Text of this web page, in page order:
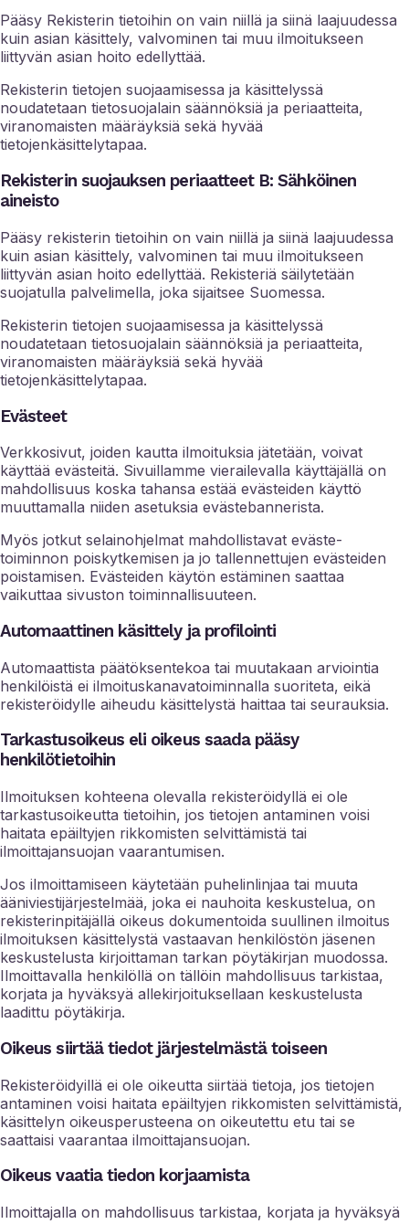
Pääsy Rekisterin tietoihin on vain niillä ja siinä laajuudessa
kuin asian käsittely, valvominen tai muu ilmoitukseen
liittyvän asian hoito edellyttää.
Rekisterin tietojen suojaamisessa ja käsittelyssä
noudatetaan tietosuojalain säännöksiä ja periaatteita,
viranomaisten määräyksiä sekä hyvää
tietojenkäsittelytapaa.
Rekisterin suojauksen periaatteet B: Sähköinen
aineisto
Pääsy rekisterin tietoihin on vain niillä ja siinä laajuudessa
kuin asian käsittely, valvominen tai muu ilmoitukseen
liittyvän asian hoito edellyttää. Rekisteriä säilytetään
suojatulla palvelimella, joka sijaitsee Suomessa.
Rekisterin tietojen suojaamisessa ja käsittelyssä
noudatetaan tietosuojalain säännöksiä ja periaatteita,
viranomaisten määräyksiä sekä hyvää
tietojenkäsittelytapaa.
Evästeet
Verkkosivut, joiden kautta ilmoituksia jätetään, voivat
käyttää evästeitä. Sivuillamme vierailevalla käyttäjällä on
mahdollisuus koska tahansa estää evästeiden käyttö
muuttamalla niiden asetuksia evästebannerista.
Myös jotkut selainohjelmat mahdollistavat eväste-
toiminnon poiskytkemisen ja jo tallennettujen evästeiden
poistamisen. Evästeiden käytön estäminen saattaa
vaikuttaa sivuston toiminnallisuuteen.
Automaattinen käsittely ja profilointi
Automaattista päätöksentekoa tai muutakaan arviointia
henkilöistä ei ilmoituskanavatoiminnalla suoriteta, eikä
rekisteröidylle aiheudu käsittelystä haittaa tai seurauksia.
Tarkastusoikeus eli oikeus saada pääsy
henkilötietoihin
Ilmoituksen kohteena olevalla rekisteröidyllä ei ole
tarkastusoikeutta tietoihin, jos tietojen antaminen voisi
haitata epäiltyjen rikkomisten selvittämistä tai
ilmoittajansuojan vaarantumisen.
Jos ilmoittamiseen käytetään puhelinlinjaa tai muuta
ääniviestijärjestelmää, joka ei nauhoita keskustelua, on
rekisterinpitäjällä oikeus dokumentoida suullinen ilmoitus
ilmoituksen käsittelystä vastaavan henkilöstön jäsenen
keskustelusta kirjoittaman tarkan pöytäkirjan muodossa.
Ilmoittavalla henkilöllä on tällöin mahdollisuus tarkistaa,
korjata ja hyväksyä allekirjoituksellaan keskustelusta
laadittu pöytäkirja.
Oikeus siirtää tiedot järjestelmästä toiseen
Rekisteröidyillä ei ole oikeutta siirtää tietoja, jos tietojen
antaminen voisi haitata epäiltyjen rikkomisten selvittämistä,
käsittelyn oikeusperusteena on oikeutettu etu tai se
saattaisi vaarantaa ilmoittajansuojan.
Oikeus vaatia tiedon korjaamista
Ilmoittajalla on mahdollisuus tarkistaa, korjata ja hyväksyä